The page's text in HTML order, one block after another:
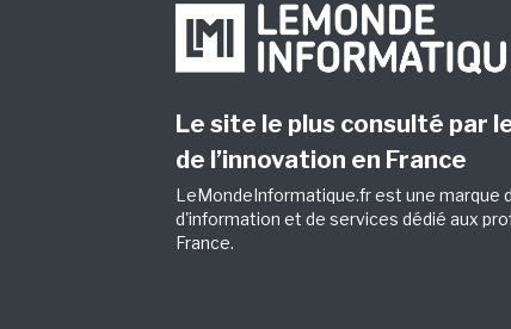
Le site le plus consulté par
de l’innovation en France
LeMondeInformatique.fr est une marque
d'information et de services dédié aux
France.